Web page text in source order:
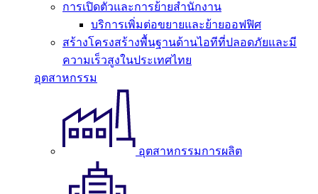
การเปิดตัวและการย้ายสำนักงาน
บริการเพิ่มต่อขยายและย้ายออฟฟิศ
สร้างโครงสร้างพื้นฐานด้านไอทีที่ปลอดภัยและมี
ความเร็วสูงในประเทศไทย
อุตสาหกรรม
อุตสาหกรรมการผลิต